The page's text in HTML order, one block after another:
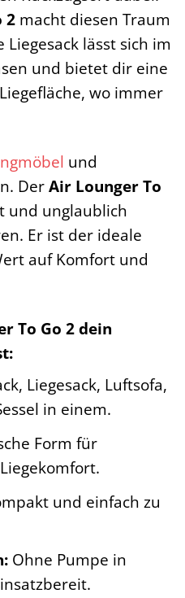
2 macht diesen Traum
lässt sich im
und bietet dir eine
wo immer
und
DerAir Lounger To
und unglaublich
Er ist der ideale
auf Komfort und
To Go 2 dein
Liegesack, Luftsofa,
in einem.
Form für
und einfach zu
Ohne Pumpe in